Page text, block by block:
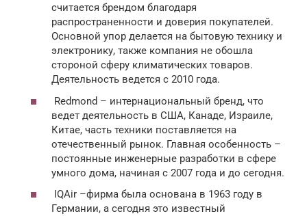
считается брендом благодаря
распространенности и доверия покупателей.
Основной упор делается на бытовую технику и
электронику, также компания не обошла
стороной сферу климатических товаров.
Деятельность ведется с 2010 года.
Redmond – интернациональный бренд, что
ведет деятельность в США, Канаде, Израиле,
Китае, часть техники поставляется на
отечественный рынок. Главная особенность –
постоянные инженерные разработки в сфере
умного дома, начиная с 2007 года и до сегодня.
IQAir –фирма была основана в 1963 году в
Германии, а сегодня это известный